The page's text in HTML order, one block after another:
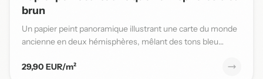
brun
Un papier peint panoramique illustrant une carte du monde
ancienne en deux hémisphères, mêlant des tons bleu
29,90 EUR/m²